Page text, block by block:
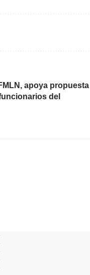
apoya propuesta
del